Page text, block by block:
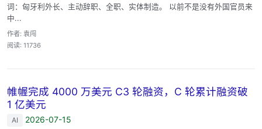
词：匈牙利外长、主动辞职、全职、实体制造。 以前不是没有外国官员来
中...
作者: 袁闯
阅读: 11736
帷幄完成 4000 万美元 C3 轮融资，C 轮累计融资破
1 亿美元
AI 2026-07-15